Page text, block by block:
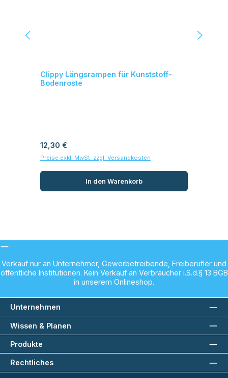
Clippy Längsrampen für Kunststoff-
Bodenroste
Regulärer Preis:
12,30 €
Preise exkl. MwSt. zzgl. Versandkosten
In den Warenkorb
Verkauf nur an Unternehmer, Gewerbetreibende, Freiberufler und
öffentliche Institutionen. Kein Verkauf an Verbraucher i.S.d.§ 13 BGB
in unserem Onlineshop.
Unternehmen
Wissen & Planen
Produkte
Rechtliches